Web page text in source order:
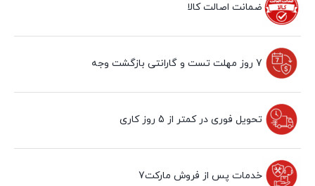
ضمانت اصالت کالا
7 روز مهلت تست و گارانتی بازگشت وجه
تحویل فوری در کمتر از 5 روز کاری
خدمات پس از فروش مارکت7